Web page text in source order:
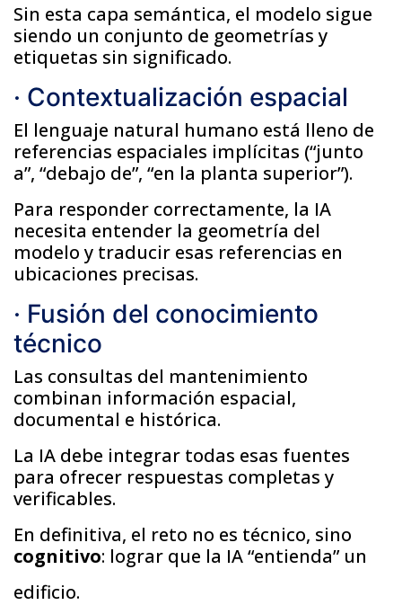
Sin esta capa semántica, el modelo sigue
siendo un conjunto de geometrías y
etiquetas sin significado.
· Contextualización espacial
El lenguaje natural humano está lleno de
referencias espaciales implícitas (“junto
a”, “debajo de”, “en la planta superior”).
Para responder correctamente, la IA
necesita entender la geometría del
modelo y traducir esas referencias en
ubicaciones precisas.
· Fusión del conocimiento
técnico
Las consultas del mantenimiento
combinan información espacial,
documental e histórica.
La IA debe integrar todas esas fuentes
para ofrecer respuestas completas y
verificables.
En definitiva, el reto no es técnico, sino
cognitivo: lograr que la IA “entienda” un
edificio.